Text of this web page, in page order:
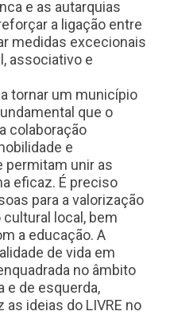
e as autarquias
a ligação entre
medidas excecionais
associativo e
tornar um município
que o
colaboração
e
permitam unir as
eficaz. É preciso
para a valorização
local, bem
a educação. A
de vida em
no âmbito
e de esquerda,
ideias do LIVRE no